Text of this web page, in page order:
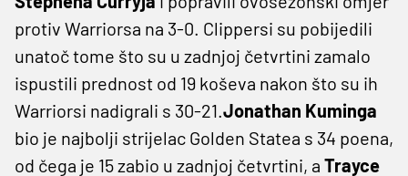
protiv Warriorsa na 3-0. Clippersi su pobijedili
unatoč tome što su u zadnjoj četvrtini zamalo
ispustili prednost od 19 koševa nakon što su ih
Warriorsi nadigrali s 30-21.Jonathan Kuminga
bio je najbolji strijelac Golden Statea s 34 poena,
od čega je 15 zabio u zadnjoj četvrtini, a Trayce